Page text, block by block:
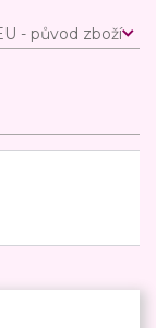
- původ zboží